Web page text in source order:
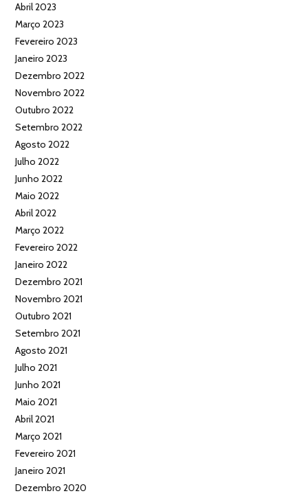
Abril 2023
Março 2023
Fevereiro 2023
Janeiro 2023
Dezembro 2022
Novembro 2022
Outubro 2022
Setembro 2022
Agosto 2022
Julho 2022
Junho 2022
Maio 2022
Abril 2022
Março 2022
Fevereiro 2022
Janeiro 2022
Dezembro 2021
Novembro 2021
Outubro 2021
Setembro 2021
Agosto 2021
Julho 2021
Junho 2021
Maio 2021
Abril 2021
Março 2021
Fevereiro 2021
Janeiro 2021
Dezembro 2020